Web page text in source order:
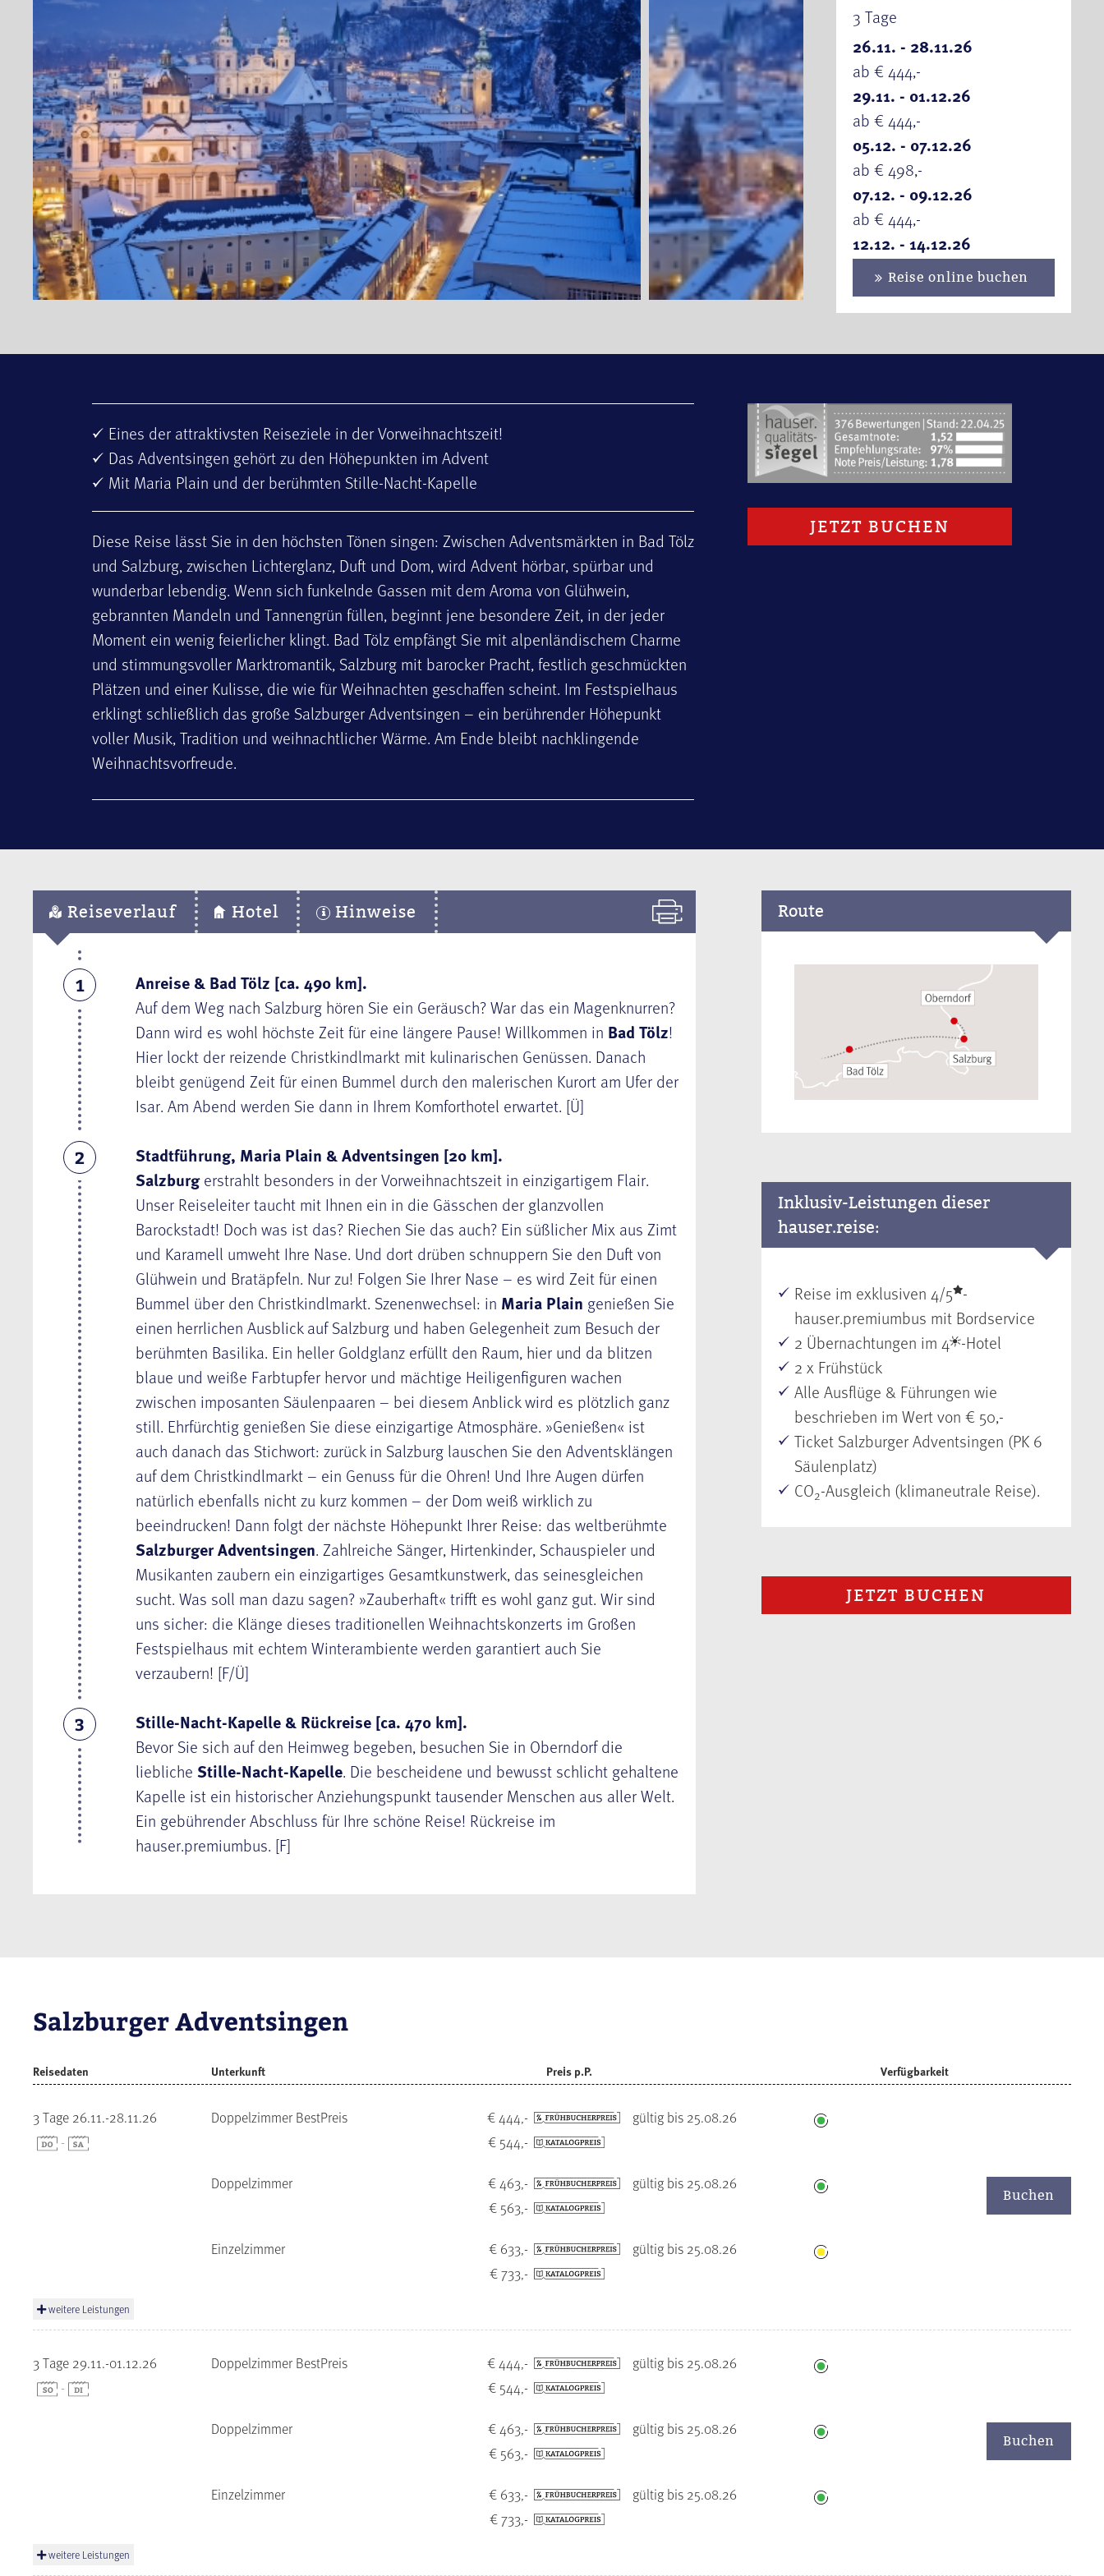
1. Tag: Anreise & Bad Tölz
3 Tage
26.11. - 28.11.26
ab € 444,-
29.11. - 01.12.26
ab € 444,-
05.12. - 07.12.26
ab € 498,-
07.12. - 09.12.26
ab € 444,-
12.12. - 14.12.26
ab € 498,-
Reise online buchen
Eines der attraktivsten Reiseziele in der Vorweihnachtszeit!
Das Adventsingen gehört zu den Höhepunkten im Advent
Mit Maria Plain und der berühmten Stille-Nacht-Kapelle
Diese Reise lässt Sie in den höchsten Tönen singen: Zwischen Adventsmärkten in Bad Tölz
und Salzburg, zwischen Lichterglanz, Duft und Dom, wird Advent hörbar, spürbar und
wunderbar lebendig. Wenn sich funkelnde Gassen mit dem Aroma von Glühwein,
gebrannten Mandeln und Tannengrün füllen, beginnt jene besondere Zeit, in der jeder
Moment ein wenig feierlicher klingt. Bad Tölz empfängt Sie mit alpenländischem Charme
und stimmungsvoller Marktromantik, Salzburg mit barocker Pracht, festlich geschmückten
Plätzen und einer Kulisse, die wie für Weihnachten geschaffen scheint. Im Festspielhaus
erklingt schließlich das große Salzburger Adventsingen – ein berührender Höhepunkt
voller Musik, Tradition und weihnachtlicher Wärme. Am Ende bleibt nachklingende
Weihnachtsvorfreude.
JETZT BUCHEN
Reiseverlauf Hotel Hinweise
1
Anreise & Bad Tölz [ca. 490 km].
Auf dem Weg nach Salzburg hören Sie ein Geräusch? War das ein Magenknurren?
Dann wird es wohl höchste Zeit für eine längere Pause! Willkommen in Bad Tölz!
Hier lockt der reizende Christkindlmarkt mit kulinarischen Genüssen. Danach
bleibt genügend Zeit für einen Bummel durch den malerischen Kurort am Ufer der
Isar. Am Abend werden Sie dann in Ihrem Komforthotel erwartet. [Ü]
2
Stadtführung, Maria Plain & Adventsingen [20 km].
Salzburgerstrahlt besonders in der Vorweihnachtszeit in einzigartigem Flair.
Unser Reiseleiter taucht mit Ihnen ein in die Gässchen der glanzvollen
Barockstadt! Doch was ist das? Riechen Sie das auch? Ein süßlicher Mix aus Zimt
und Karamell umweht Ihre Nase. Und dort drüben schnuppern Sie den Duft von
Glühwein und Bratäpfeln. Nur zu! Folgen Sie Ihrer Nase – es wird Zeit für einen
Bummel über den Christkindlmarkt. Szenenwechsel: in Maria Plain genießen Sie
einen herrlichen Ausblick auf Salzburg und haben Gelegenheit zum Besuch der
berühmten Basilika. Ein heller Goldglanz erfüllt den Raum, hier und da blitzen
blaue und weiße Farbtupfer hervor und mächtige Heiligenfiguren wachen
zwischen imposanten Säulenpaaren – bei diesem Anblick wird es plötzlich ganz
still. Ehrfürchtig genießen Sie diese einzigartige Atmosphäre. »Genießen« ist
auch danach das Stichwort: zurück in Salzburg lauschen Sie den Adventsklängen
auf dem Christkindlmarkt – ein Genuss für die Ohren! Und Ihre Augen dürfen
natürlich ebenfalls nicht zu kurz kommen – der Dom weiß wirklich zu
beeindrucken! Dann folgt der nächste Höhepunkt Ihrer Reise: das weltberühmte
Salzburger Adventsingen. Zahlreiche Sänger, Hirtenkinder, Schauspieler und
Musikanten zaubern ein einzigartiges Gesamtkunstwerk, das seinesgleichen
sucht. Was soll man dazu sagen? »Zauberhaft« trifft es wohl ganz gut. Wir sind
uns sicher: die Klänge dieses traditionellen Weihnachtskonzerts im Großen
Festspielhaus mit echtem Winterambiente werden garantiert auch Sie
verzaubern! [F/Ü]
3
Stille-Nacht-Kapelle & Rückreise [ca. 470 km].
Bevor Sie sich auf den Heimweg begeben, besuchen Sie in Oberndorf die
liebliche Stille-Nacht-Kapelle. Die bescheidene und bewusst schlicht gehaltene
Kapelle ist ein historischer Anziehungspunkt tausender Menschen aus aller Welt.
Ein gebührender Abschluss für Ihre schöne Reise! Rückreise im
hauser.premiumbus. [F]
Route
Inklusiv-Leistungen dieser
hauser.reise:
Reise im exklusiven 4/5 -
hauser.premiumbus mit Bordservice
2 Übernachtungen im 4 -Hotel
2 x Frühstück
Alle Ausflüge & Führungen wie
beschrieben im Wert von € 50,-
Ticket Salzburger Adventsingen (PK 6
Säulenplatz)
CO2-Ausgleich (klimaneutrale Reise).
JETZT BUCHEN
Salzburger Adventsingen
Reisedaten Unterkunft Preis p.P. Verfügbarkeit
3 Tage 26.11.-28.11.26
-
Doppelzimmer BestPreis € 444,-
gültig bis 25.08.26
€ 544,-
Doppelzimmer
€ 463,-
gültig bis 25.08.26
€ 563,-
Einzelzimmer
€ 633,-
gültig bis 25.08.26
€ 733,-
Buchen
weitere Leistungen
3 Tage 29.11.-01.12.26
-
Doppelzimmer BestPreis € 444,-
gültig bis 25.08.26
€ 544,-
Doppelzimmer
€ 463,-
gültig bis 25.08.26
€ 563,-
Einzelzimmer
€ 633,-
gültig bis 25.08.26
€ 733,-
Buchen
weitere Leistungen